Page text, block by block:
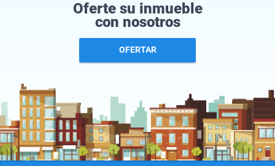
Oferte su inmueble
con nosotros
OFERTAR